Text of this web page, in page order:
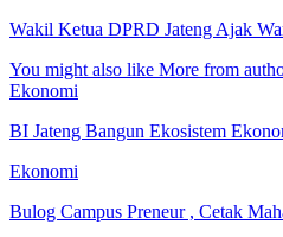
Wakil Ketua DPRD Jateng Ajak
You might also like More from
Ekonomi
BI Jateng Bangun Ekosistem
Ekonomi
Bulog Campus Preneur , Cetak